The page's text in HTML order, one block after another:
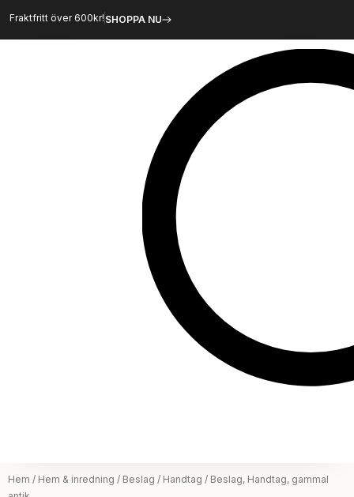
innehåll
Fraktfritt över 600kr! SHOPPA NU
Hem / Hem & inredning / Beslag / Handtag / Beslag, Handtag, gammal